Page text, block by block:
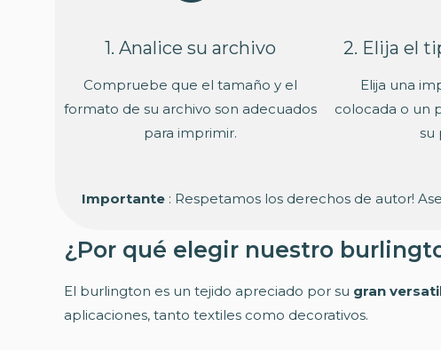
1. Analice su archivo
Compruebe que el tamaño y el
formato de su archivo son adecuados
para imprimir.
2. Elija el
Elija una
colocada o un
su
Importante : Respetamos los derechos de autor!
¿Por qué elegir nuestro
El burlington es un tejido apreciado por su gran
aplicaciones, tanto textiles como decorativos.